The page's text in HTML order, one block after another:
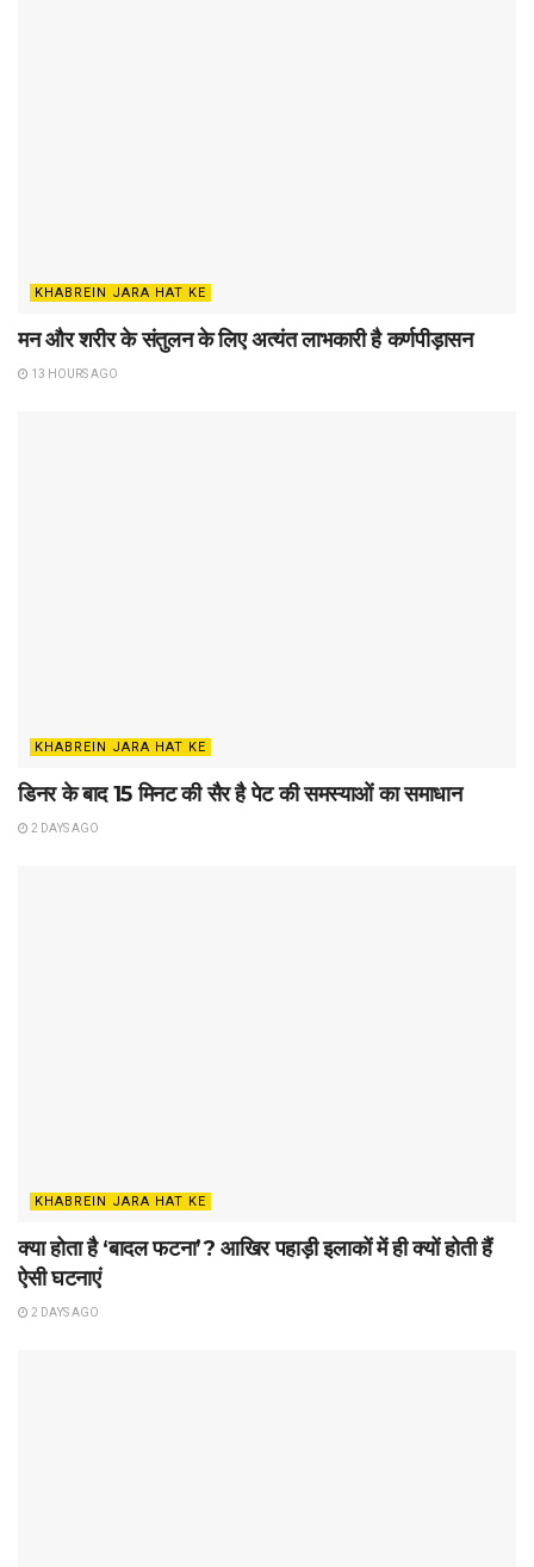
KHABREIN JARA HAT KE
मन और शरीर के संतुलन के लिए अत्यंत लाभकारी है कर्णपीड़ासन
13 HOURS AGO
KHABREIN JARA HAT KE
डिनर के बाद 15 मिनट की सैर है पेट की समस्याओं का समाधान
2 DAYS AGO
KHABREIN JARA HAT KE
क्या होता है ‘बादल फटना’? आखिर पहाड़ी इलाकों में ही क्यों होती हैं
ऐसी घटनाएं
2 DAYS AGO